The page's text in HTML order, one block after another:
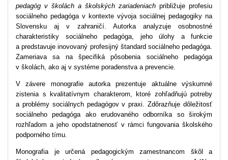
pedagóg v školách a školských zariadeniach približuje profesiu
sociálneho pedagóga v kontexte vývoja sociálnej pedagogiky na
Slovensku aj v zahraničí. Autorka analyzuje osobnostné
charakteristiky sociálneho pedagóga, jeho úlohy a funkcie
a predstavuje inovovaný profesijný štandard sociálneho pedagóga.
Zameriava sa na špecifiká pôsobenia sociálneho pedagóga
v školách, ako aj v systéme poradenstva a prevencie.
V závere monografie autorka prezentuje aktuálne výskumné
zistenia s kvalitatívnym charakterom, ktoré zohľadňujú potreby
a problémy sociálnych pedagógov v praxi. Zdôrazňuje dôležitosť
sociálneho pedagóga ako erudovaného odborníka so širokým
rozhľadom a jeho opodstatnenosť v rámci fungovania školského
podporného tímu.
Monografia je určená pedagogickým zamestnancom škôl a